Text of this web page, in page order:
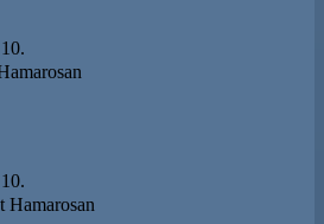
Hamarosan